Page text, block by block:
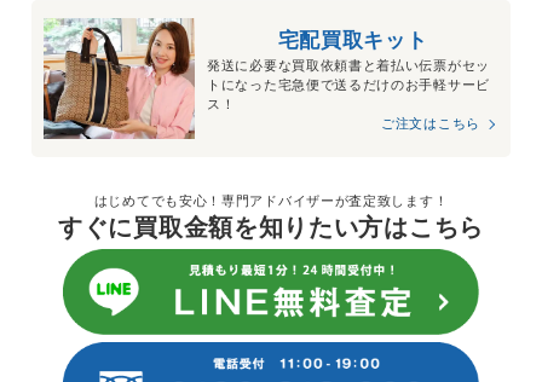
宅配買取キット
発送に必要な買取依頼書と着払い伝票がセッ
トになった宅急便で送るだけのお手軽サービ
ス！
ご注文はこちら
はじめてでも安心！専門アドバイザーが査定致します！
すぐに買取金額を知りたい方はこちら